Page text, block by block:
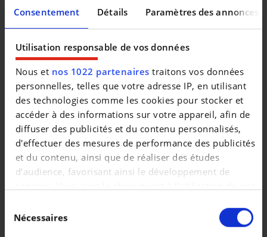
Consentement Détails Paramètres des annonces
Utilisation responsable de vos données
Nous et nos 1022 partenaires traitons vos données
personnelles, telles que votre adresse IP, en utilisant
des technologies comme les cookies pour stocker et
accéder à des informations sur votre appareil, afin de
diffuser des publicités et du contenu personnalisés,
d'effectuer des mesures de performance des publicités
et du contenu, ainsi que de réaliser des études
d’audience, favorisant ainsi le développement de
services. Vous avez le choix quant à l'utilisation de vos
retirer votre consentement à tout moment en
consultant la Déclaration relative aux cookies ou en
duNécessaires
garanderen U kwaliteit en perfecte service. Bezoek
www.decaigny.be en vind uw droomwagen. Bedankt voor
uw interesse in onze diensten. Familie Decaigny en het
ganse team.
Véhicules similaires